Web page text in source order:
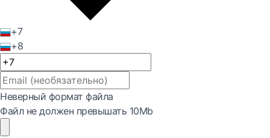
+7
+8
Неверный формат файла
Файл не должен превышать 10Mb